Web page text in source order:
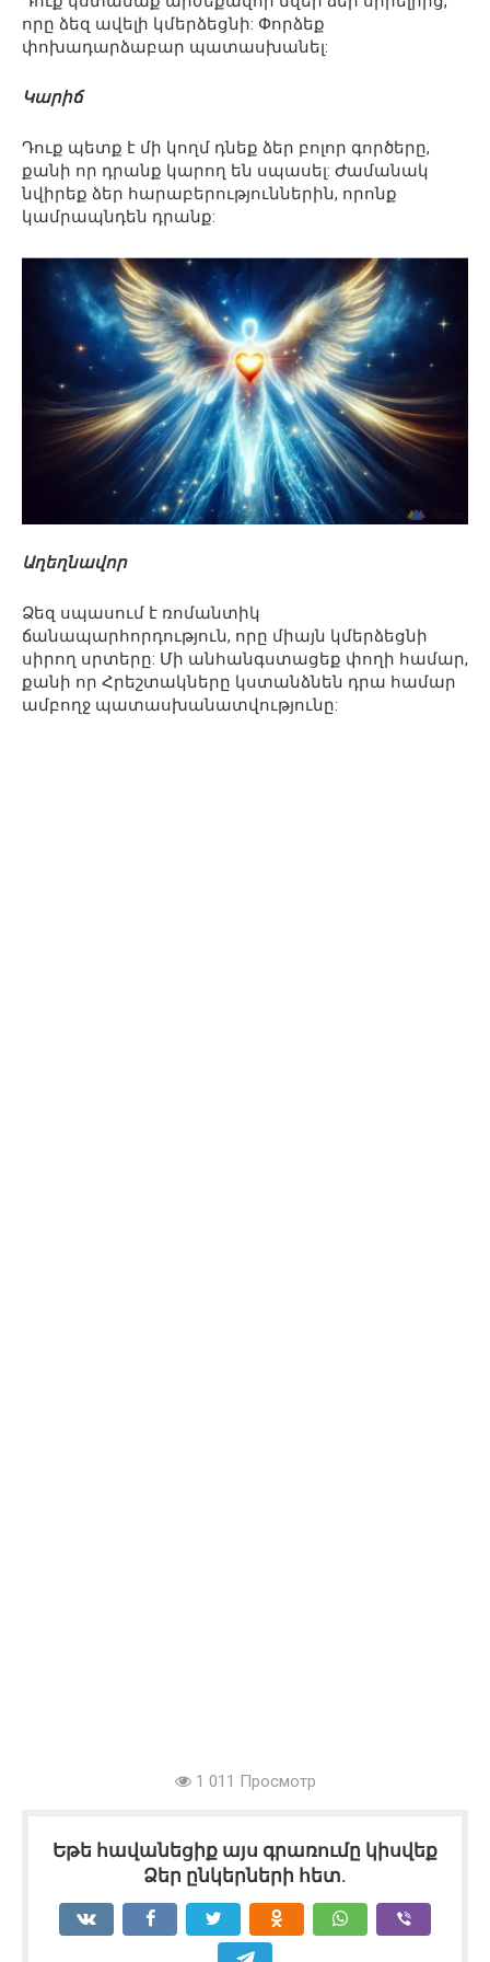
որը ձեզ ավելի կմերձեցնի: Փորձեք
փոխադարձաբար պատասխանել:
Կարիճ
Դուք պետք է մի կողմ դնեք ձեր բոլոր գործերը,
քանի որ դրանք կարող են սպասել: Ժամանակ
նվիրեք ձեր հարաբերություններին, որոնք
կամրապնդեն դրանք:
Աղեղնավոր
Ձեզ սպասում է ռոմանտիկ
ճանապարհորդություն, որը միայն կմերձեցնի
սիրող սրտերը: Մի անհանգստացեք փողի համար,
քանի որ Հրեշտակները կստանձնեն դրա համար
ամբողջ պատասխանատվությունը:
1 011 Просмотр
Եթե հավանեցիք այս գրառումը կիսվեք
Ձեր ընկերների հետ.